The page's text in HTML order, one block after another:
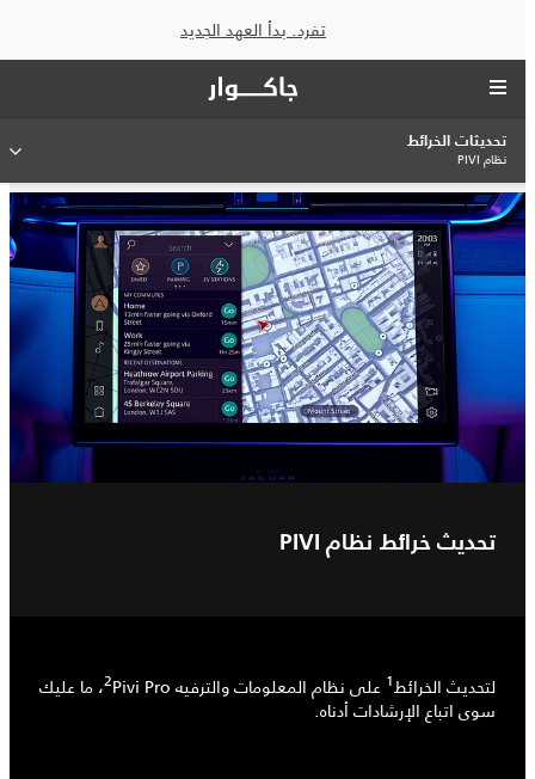
تفرد. بدأ العهد الجديد
تحديثات الخرائط
نظام PIVI
تحديث خرائط نظام PIVI
لتحديث الخرائط على نظام المعلومات والترفيه Pivi Pro
، ما عليك
سوى اتباع الإرشادات أدناه.